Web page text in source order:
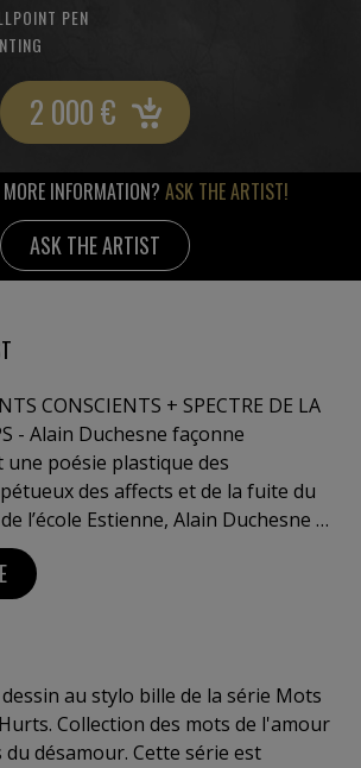
PEN
2 000€
INFORMATION? ASK THE ARTIST!
ASK THE ARTIST
CONSCIENTS + SPECTRE DE LA
- Alain Duchesne façonne
poésie plastique des
des affects et de la fuite du
pour les grands réseaux
internationales à Paris et a
Maison Duchesne. Il se voit
artistique de campagnes
ou dans le domaine des
Rubinstein, l’Oréal, ou Lancôme,
la mode, Yves Saint Laurent. Il a
au stylo bille de la série Mots
Collection des mots de l'amour
désamour. Cette série est